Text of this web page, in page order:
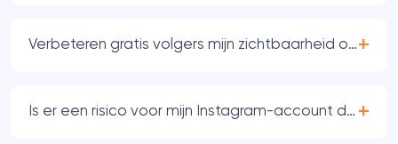
Verbeteren gratis volgers mijn zichtbaarheid op
Is er een risico voor mijn Instagram-account door